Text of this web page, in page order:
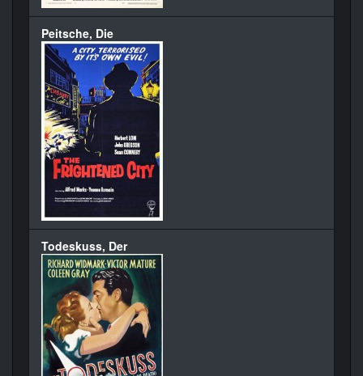
Peitsche, Die
Todeskuss, Der